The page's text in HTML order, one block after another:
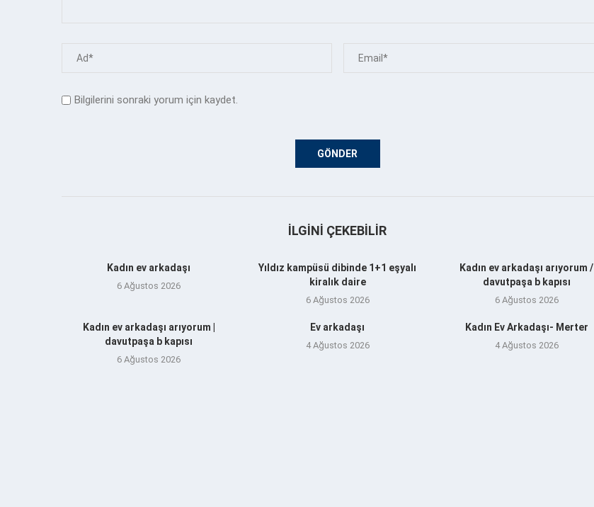
Bilgilerini sonraki yorum için kaydet.
İLGINI ÇEKEBILIR
Kadın ev arkadaşı
6 Ağustos 2026
Yıldız kampüsü dibinde 1+1 eşyalı
kiralık daire
6 Ağustos 2026
Kadın ev arkadaşı arıyorum /
davutpaşa b kapısı
6 Ağustos 2026
Kadın ev arkadaşı arıyorum |
davutpaşa b kapısı
6 Ağustos 2026
Ev arkadaşı
4 Ağustos 2026
Kadın Ev Arkadaşı- Merter
4 Ağustos 2026